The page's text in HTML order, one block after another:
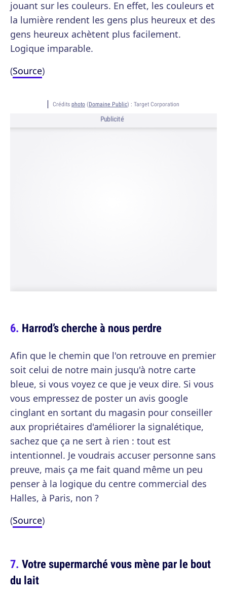
jouant sur les couleurs. En effet, les couleurs et
la lumière rendent les gens plus heureux et des
gens heureux achètent plus facilement.
Logique imparable.
(Source)
Crédits photo (Domaine Public) : Target Corporation
Publicité
Harrod’s cherche à nous perdre
Afin que le chemin que l'on retrouve en premier
soit celui de notre main jusqu'à notre carte
bleue, si vous voyez ce que je veux dire. Si vous
vous empressez de poster un avis google
cinglant en sortant du magasin pour conseiller
aux propriétaires d'améliorer la signalétique,
sachez que ça ne sert à rien : tout est
intentionnel. Je voudrais accuser personne sans
preuve, mais ça me fait quand même un peu
penser à la logique du centre commercial des
Halles, à Paris, non ?
(Source)
Votre supermarché vous mène par le bout
du lait